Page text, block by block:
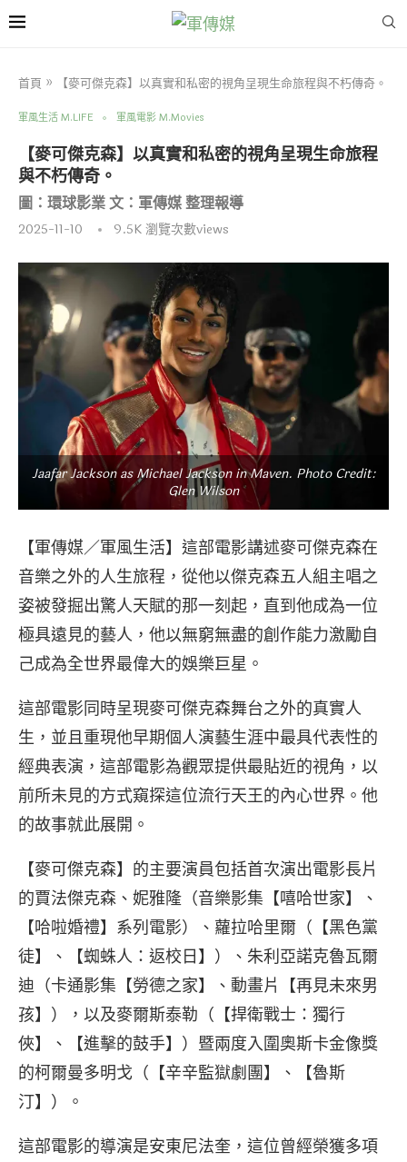
首頁 » 【麥可傑克森】以真實和私密的視角呈現生命旅程與不朽傳奇。
軍風生活 M.LIFE 軍風電影 M.Movies
【麥可傑克森】以真實和私密的視角呈現生命旅程
與不朽傳奇。
圖：環球影業 文：軍傳媒 整理報導
2025-11-10 9.5K瀏覽次數views
Jaafar Jackson as Michael Jackson in Maven. Photo Credit:
Glen Wilson
【軍傳媒／軍風生活】這部電影講述麥可傑克森在
音樂之外的人生旅程，從他以傑克森五人組主唱之
姿被發掘出驚人天賦的那一刻起，直到他成為一位
極具遠見的藝人，他以無窮無盡的創作能力激勵自
己成為全世界最偉大的娛樂巨星。
這部電影同時呈現麥可傑克森舞台之外的真實人
生，並且重現他早期個人演藝生涯中最具代表性的
經典表演，這部電影為觀眾提供最貼近的視角，以
前所未見的方式窺探這位流行天王的內心世界。他
的故事就此展開。
【麥可傑克森】的主要演員包括首次演出電影長片
的賈法傑克森、妮雅隆（音樂影集【嘻哈世家】、
【哈啦婚禮】系列電影）、蘿拉哈里爾（【黑色黨
徒】、【蜘蛛人：返校日】）、朱利亞諾克魯瓦爾
迪（卡通影集【勞德之家】、動畫片【再見未來男
孩】），以及麥爾斯泰勒（【捍衛戰士：獨行
俠】、【進擊的鼓手】）暨兩度入圍奧斯卡金像獎
的柯爾曼多明戈（【辛辛監獄劇團】、【魯斯
汀】）。
這部電影的導演是安東尼法奎，這位曾經榮獲多項